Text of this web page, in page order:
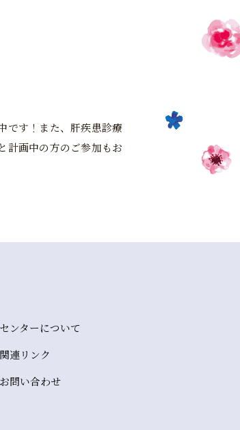
です！また、肝疾患診療
計画中の方のご参加もお
センターについて
関連リンク
お問い合わせ